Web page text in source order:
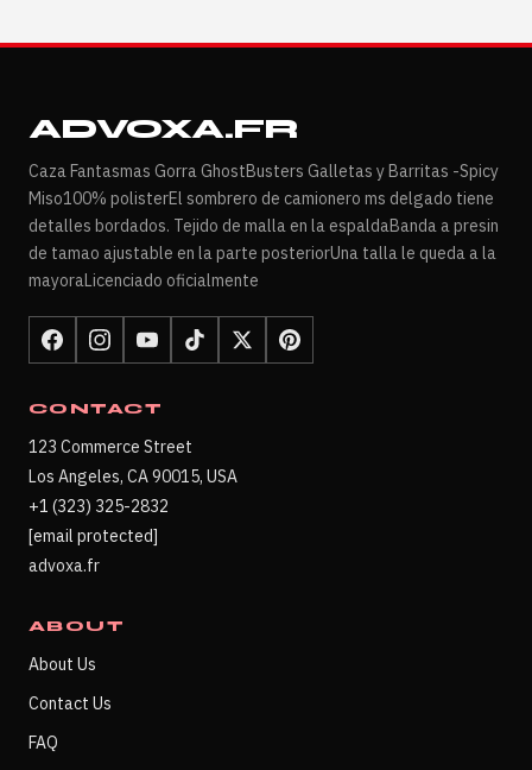
ADVOXA.FR
Caza Fantasmas Gorra GhostBusters Galletas y Barritas -Spicy
Miso100% polisterEl sombrero de camionero ms delgado tiene
detalles bordados. Tejido de malla en la espaldaBanda a presin
de tamao ajustable en la parte posteriorUna talla le queda a la
mayoraLicenciado oficialmente
CONTACT
123 Commerce Street
Los Angeles, CA 90015, USA
+1 (323) 325-2832
[email protected]
advoxa.fr
ABOUT
About Us
Contact Us
FAQ